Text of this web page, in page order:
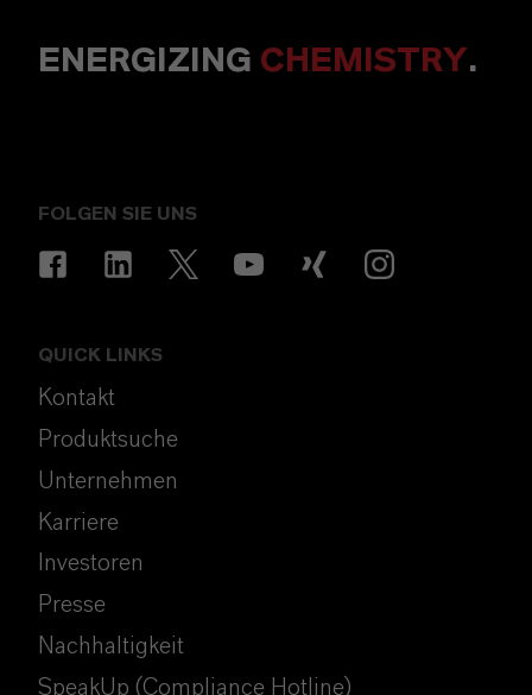
ENERGIZING CHEMISTRY.
FOLGEN SIE UNS
QUICK LINKS
Kontakt
Produktsuche
Unternehmen
Karriere
Investoren
Presse
Nachhaltigkeit
SpeakUp (Compliance Hotline)